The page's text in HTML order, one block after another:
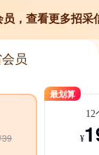
员，查看更多招采
员
最划算
12
¥